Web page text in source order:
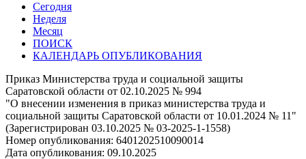
Сегодня
Неделя
Месяц
ПОИСК
КАЛЕНДАРЬ ОПУБЛИКОВАНИЯ
Приказ Министерства труда и социальной защиты
Саратовской области от 02.10.2025 № 994
"О внесении изменения в приказ министерства труда и
социальной защиты Саратовской области от 10.01.2024 № 11"
(Зарегистрирован 03.10.2025 № 03-2025-1-1558)
Номер опубликования: 6401202510090014
Дата опубликования: 09.10.2025